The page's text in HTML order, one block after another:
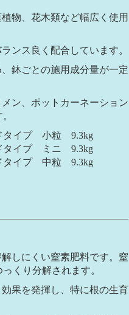
物、花木類など幅広く使用
ンス良く配合しています。
鉢ごとの施用成分量が一定
ン、ポットカーネーション
タイプ 小粒 9.3kg
タイプ ミニ 9.3kg
タイプ 中粒 9.3kg
しにくい窒素肥料です。窒
くり分解されます。
果を発揮し、特に根の生育